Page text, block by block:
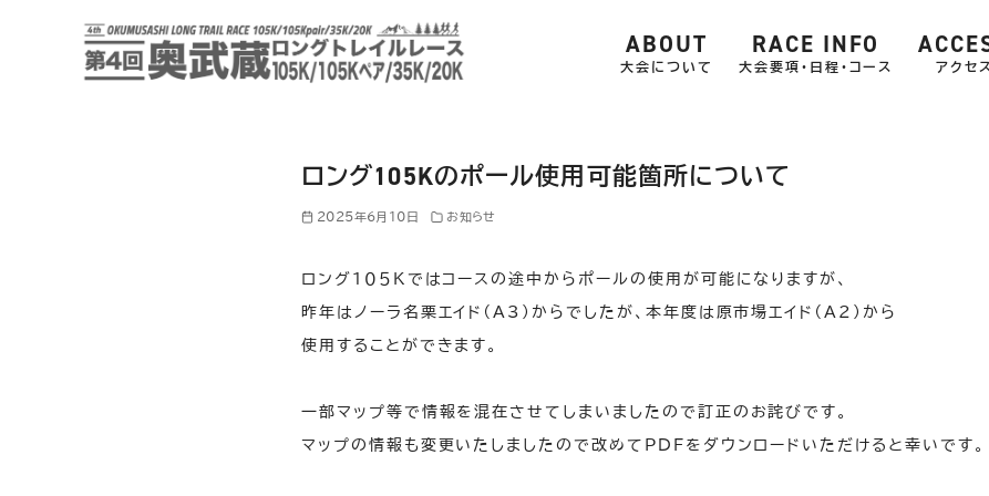
ABOUT
大会について
RACE INFO
大会要項・日程・コース アクセ
ロング105Kのポール使用可能箇所について
2025年6月10日 お知らせ
ロング１０５Kではコースの途中からポールの使用が可能になりますが、
昨年はノーラ名栗エイド（A3）からでしたが、本年度は原市場エイド（A2）から
使用することができます。
一部マップ等で情報を混在させてしまいましたので訂正のお詫びです。
マップの情報も変更いたしましたので改めてPDFをダウンロードいただけると幸いです。